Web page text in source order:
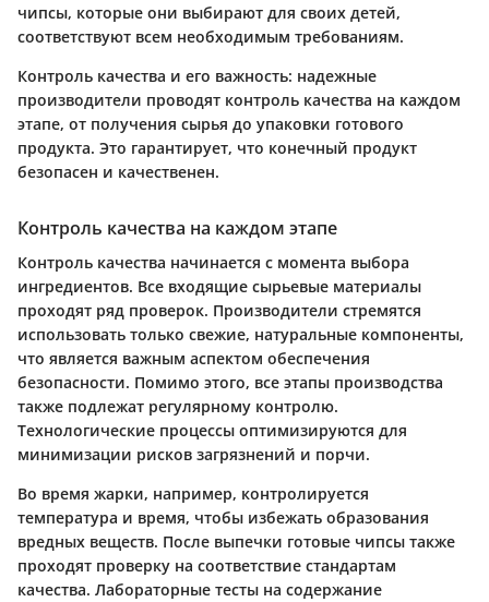
чипсы, которые они выбирают для своих детей,
соответствуют всем необходимым требованиям.
Контроль качества и его важность: надежные
производители проводят контроль качества на каждом
этапе, от получения сырья до упаковки готового
продукта. Это гарантирует, что конечный продукт
безопасен и качественен.
Контроль качества на каждом этапе
Контроль качества начинается с момента выбора
ингредиентов. Все входящие сырьевые материалы
проходят ряд проверок. Производители стремятся
использовать только свежие, натуральные компоненты,
что является важным аспектом обеспечения
безопасности. Помимо этого, все этапы производства
также подлежат регулярному контролю.
Технологические процессы оптимизируются для
минимизации рисков загрязнений и порчи.
Во время жарки, например, контролируется
температура и время, чтобы избежать образования
вредных веществ. После выпечки готовые чипсы также
проходят проверку на соответствие стандартам
качества. Лабораторные тесты на содержание